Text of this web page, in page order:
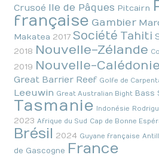
Crusoé Ile de Pâques Pitcairn
française Gambier
Makatea 2017Société Tahiti
2018 Nouvelle-Zélande
2019 Nouvelle-Calédonie
Great Barrier Reef Golfe de
Leeuwin Great Australian Bight Bass
Tasmanie Indonésie
2023Afrique du Sud Cap de Bonne
Brésil 2024 Guyane française
de Gascogne France